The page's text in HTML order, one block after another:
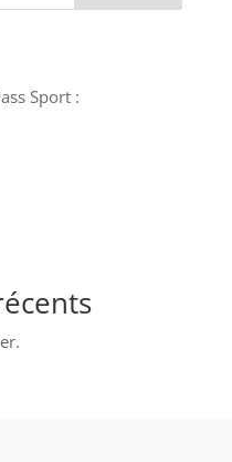
Sport :